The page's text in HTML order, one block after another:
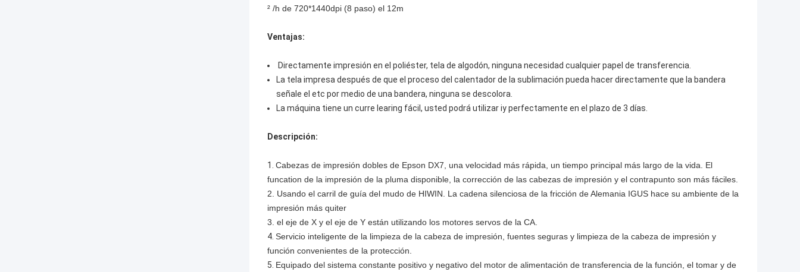
² /h de 720*1440dpi (8 paso) el 12m
Ventajas:
Directamente impresión en el poliéster, tela de algodón, ninguna necesidad cualquier papel de transferencia.
La tela impresa después de que el proceso del calentador de la sublimación pueda hacer directamente que la bandera
señale el etc por medio de una bandera, ninguna se descolora.
La máquina tiene un curre learing fácil, usted podrá utilizar iy perfectamente en el plazo de 3 días.
Descripción:
1. Cabezas de impresión dobles de Epson DX7, una velocidad más rápida, un tiempo principal más largo de la vida. El
funcation de la impresión de la pluma disponible, la corrección de las cabezas de impresión y el contrapunto son más fáciles.
2. Usando el carril de guía del mudo de HIWIN. La cadena silenciosa de la fricción de Alemania IGUS hace su ambiente de la
impresión más quiter
3. el eje de X y el eje de Y están utilizando los motores servos de la CA.
4. Servicio inteligente de la limpieza de la cabeza de impresión, fuentes seguras y limpieza de la cabeza de impresión y
función convenientes de la protección.
5. Equipado del sistema constante positivo y negativo del motor de alimentación de transferencia de la función, el tomar y de